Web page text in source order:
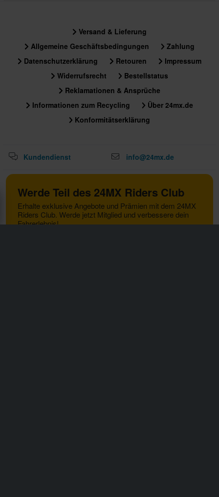
Versand & Lieferung
Allgemeine Geschäftsbedingungen
Zahlung
Datenschutzerklärung
Retouren
Impressum
Widerrufsrecht
Bestellstatus
Reklamationen & Ansprüche
Informationen zum Recycling
Über 24mx.de
Konformitätserklärung
Kundendienst info@24mx.de
Werde Teil des 24MX Riders Club
Erhalte exklusive Angebote und Prämien mit dem 24MX
Riders Club. Werde jetzt Mitglied und verbessere dein
Fahrerlebnis!